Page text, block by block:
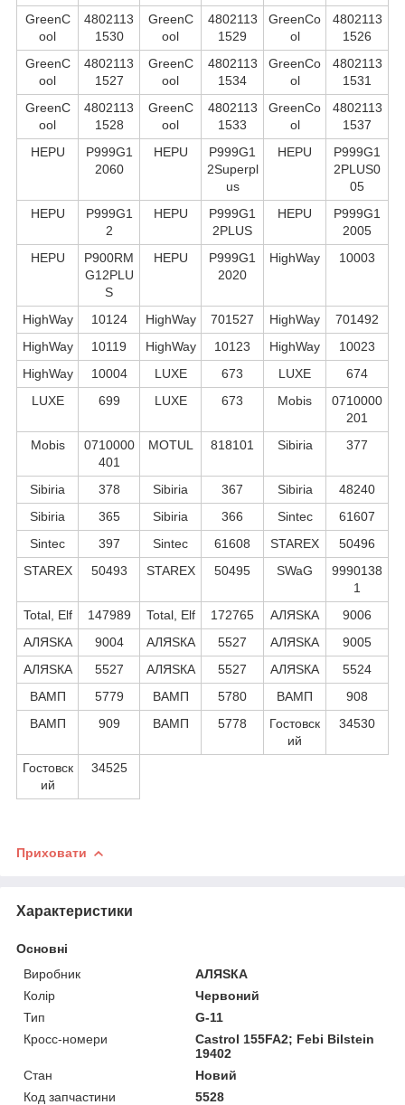
GreenC
ool
4802113
1530
GreenC
ool
4802113
1529
GreenCo
ol
4802113
1526
GreenC
ool
4802113
1527
GreenC
ool
4802113
1534
GreenCo
ol
4802113
1531
GreenC
ool
4802113
1528
GreenC
ool
4802113
1533
GreenCo
ol
4802113
1537
HEPU
P999G1
2060
HEPU
P999G1
2Superpl
us
HEPU
P999G1
2PLUS0
05
HEPU
P999G1
2
HEPU
P999G1
2PLUS
HEPU
P999G1
2005
HEPU
P900RM
G12PLU
S
HEPU
P999G1
2020
HighWay 10003
HighWay 10124 HighWay 701527 HighWay
701492
HighWay
10119 HighWay 10123 HighWay
10023
HighWay
10004 LUXE 673 LUXE
674
LUXE
699 LUXE 673 Mobis
0710000
201
Mobis
0710000
401
MOTUL 818101 Sibiria 377
Sibiria 378 Sibiria 367 Sibiria
48240
Sibiria
365 Sibiria 366 Sintec
61607
Sintec
397 Sintec 61608 STAREX
50496
STAREX
50493 STAREX 50495 SWaG
9990138
1
Total, Elf
147989 Total, Elf 172765 АЛЯSКА
9006
АЛЯSКА
9004 АЛЯSКА 5527 АЛЯSКА
9005
АЛЯSКА
5527 АЛЯSКА 5527 АЛЯSКА
5524
ВАМП
5779 ВАМП 5780 ВАМП
908
ВАМП
909 ВАМП 5778
Гостовск
ий
34530
Гостовск
ий
34525
Приховати
Характеристики
Основні
Виробник
АЛЯЅКА
Колір
Червоний
Тип
G-11
Кросс-номери
Castrol 155FA2; Febi Bilstein
19402
Стан
Новий
Код запчастини
5528